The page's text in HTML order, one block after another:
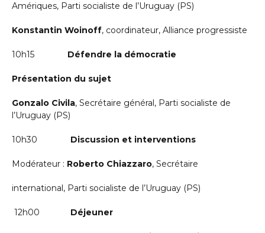
Amériques, Parti socialiste de l’Uruguay (PS)
Konstantin Woinoff, coordinateur, Alliance progressiste
10h15 Défendre la démocratie
Présentation du sujet
Gonzalo Civila, Secrétaire général, Parti socialiste de
l’Uruguay (PS)
10h30 Discussion et interventions
Modérateur : Roberto Chiazzaro, Secrétaire
international, Parti socialiste de l’Uruguay (PS)
12h00 Déjeuner